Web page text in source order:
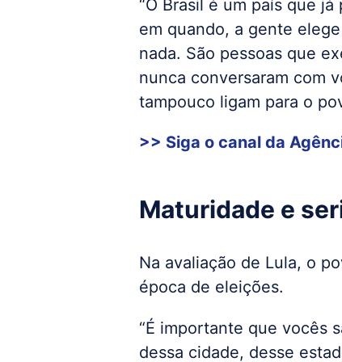
“O Brasil é um país que
em quando, a gente
nada. São pessoas que
nunca conversaram com
tampouco ligam para o
>> Siga o canal da
Maturidade e
Na avaliação de Lula, o
época de eleições.
“É importante que vocês
dessa cidade, desse